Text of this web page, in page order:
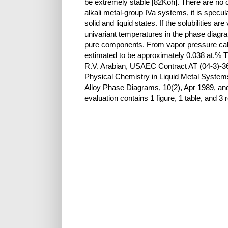
be extremely stable [82Koh]. There are
alkali metal-group IVa systems, it is
solid and liquid states. If the solubilities
univariant temperatures in the phase
pure components. From vapor pressure
estimated to be approximately 0.038 at.%
R.V. Arabian, USAEC Contract AT (04-3)-
Physical Chemistry in Liquid Metal
Alloy Phase Diagrams, 10(2), Apr 1989,
evaluation contains 1 figure, 1 table, and 3